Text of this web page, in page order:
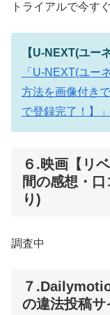
トライアルで今す
【U-NEXT(ユー
「U-NEXT(ユー
方法を画像付き
で登録完了！】」
６.映画【リ
間の感想・
り)
調査中
７
の違法投稿サ